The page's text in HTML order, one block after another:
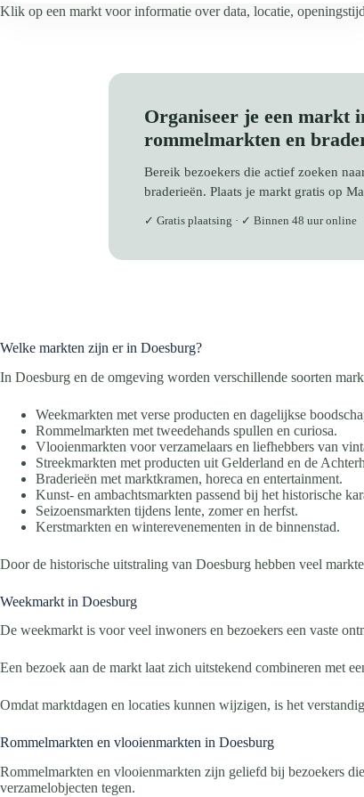
Klik op een markt voor informatie over data, locatie,
Organiseer je een markt
rommelmarkten en
Bereik bezoekers die actief zoeken
braderieën. Plaats je markt gratis op
✓ Gratis plaatsing · ✓ Binnen 48 uur online
Welke markten zijn er in Doesburg?
In Doesburg en de omgeving worden verschillende soorten
Weekmarkten met verse producten en dagelijkse
Rommelmarkten met tweedehands spullen en curiosa.
Vlooienmarkten voor verzamelaars en liefhebbers van
Streekmarkten met producten uit Gelderland en de
Braderieën met marktkramen, horeca en entertainment.
Kunst- en ambachtsmarkten passend bij het historische
Seizoensmarkten tijdens lente, zomer en herfst.
Kerstmarkten en winterevenementen in de binnenstad.
Door de historische uitstraling van Doesburg hebben veel
Weekmarkt in Doesburg
De weekmarkt is voor veel inwoners en bezoekers een vaste
Een bezoek aan de markt laat zich uitstekend combineren met
Omdat marktdagen en locaties kunnen wijzigen, is het
Rommelmarkten en vlooienmarkten in Doesburg
Rommelmarkten en vlooienmarkten zijn geliefd bij bezoekers
verzamelobjecten tegen.